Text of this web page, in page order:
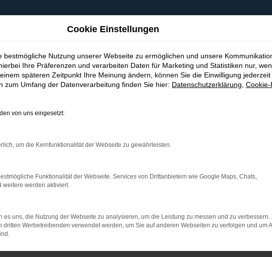
bestimmter Seiten verhindern. Funktioniert die Seite in einem
beheben.
auf dem neuesten Stand sind.
kann auch dazu führen, dass bestimmte Funktionen nicht mehr
uns bitte. Wir werden versuchen, das Problem zu beheben. Du
Cookie Einstellungen
bestmögliche Nutzung unserer Webseite zu ermöglichen und unsere
Ihre Präferenzen und verarbeiten Daten für Marketing und Statistiken nur,
späteren Zeitpunkt Ihre Meinung ändern, können Sie die Einwilligung
zum Umfang der Datenverarbeitung finden Sie hier: Datenschutzerklärung
von uns eingesetzt:
um die Kernfunktionalität der Webseite zu gewährleisten.
Funktionalität der Webseite. Services von Drittanbietern wie Google Maps, Chats,
weitere werden aktiviert.
es uns, die Nutzung der Webseite zu analysieren, um die Leistung zu messen und zu verbessern.
dritten Werbetreibenden verwendet werden, um Sie auf anderen Webseiten zu verfolgen und um